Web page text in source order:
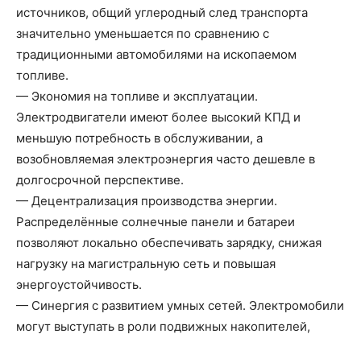
источников, общий углеродный след транспорта
значительно уменьшается по сравнению с
традиционными автомобилями на ископаемом
топливе.
— Экономия на топливе и эксплуатации.
Электродвигатели имеют более высокий КПД и
меньшую потребность в обслуживании, а
возобновляемая электроэнергия часто дешевле в
долгосрочной перспективе.
— Децентрализация производства энергии.
Распределённые солнечные панели и батареи
позволяют локально обеспечивать зарядку, снижая
нагрузку на магистральную сеть и повышая
энергоустойчивость.
— Синергия с развитием умных сетей. Электромобили
могут выступать в роли подвижных накопителей,